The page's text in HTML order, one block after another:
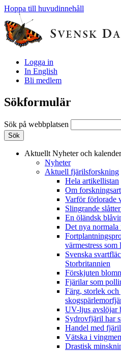
Hoppa till huvudinnehåll
Logga in
In English
Bli medlem
Sökformulär
Sök på webbplatsen
Aktuellt Nyheter och kalender
Nyheter
Aktuell fjärilsforskning
Hela artikellistan
Om
Varför förlorade
Slingrande
En öländsk
Det nya normala
värmestress som
Svenska
Storbritannien
Förskjuten
Fjärilar som
Färg, storlek
UV-ljus avslöjar
Sydrovfjäril har
Handel med
Vätska i
Drastisk